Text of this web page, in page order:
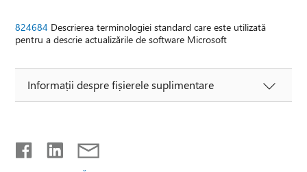
824684 Descrierea terminologiei standard care este utilizată
pentru a descrie actualizările de software Microsoft
Informații despre fișierele suplimentare